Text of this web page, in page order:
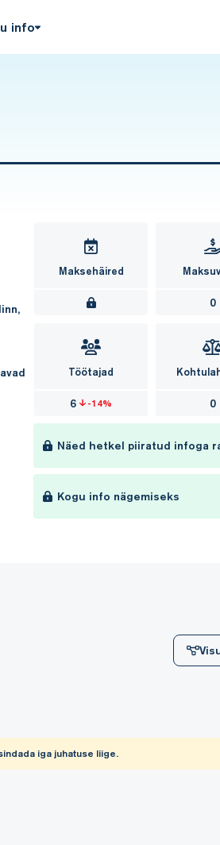
info
Maksehäired
0
Töötajad
6 -14% 0
Näed hetkel piiratud infoga
Kogu info nägemiseks
iga juhatuse liige.